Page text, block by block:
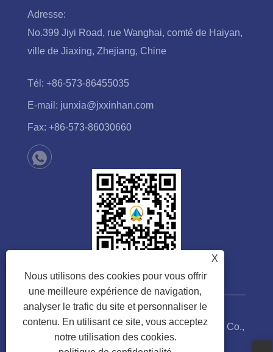
Adresse:
No.399 Jiyi Road, rue Wanghai, comté de Haiyan,
ville de Jiaxing, Zhejiang, Chine
Tél: +86-573-86455035
E-mail: junxia@jxxinhan.com
Fax: +86-573-86030660
Copyright © 2023 Jiaxing Xinhan Technology Co.,
Ltd. Tous droits réservés.
X
Nous utilisons des cookies pour vous offrir
une meilleure expérience de navigation,
analyser le trafic du site et personnaliser le
contenu. En utilisant ce site, vous acceptez
notre utilisation des cookies.